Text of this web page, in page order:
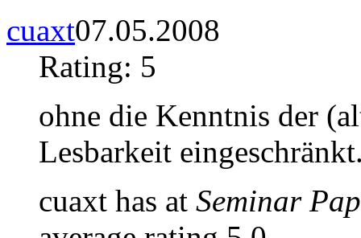
cuaxt07.05.2008
Rating: 5
ohne die Kenntnis der
Lesbarkeit
cuaxt has at Seminar